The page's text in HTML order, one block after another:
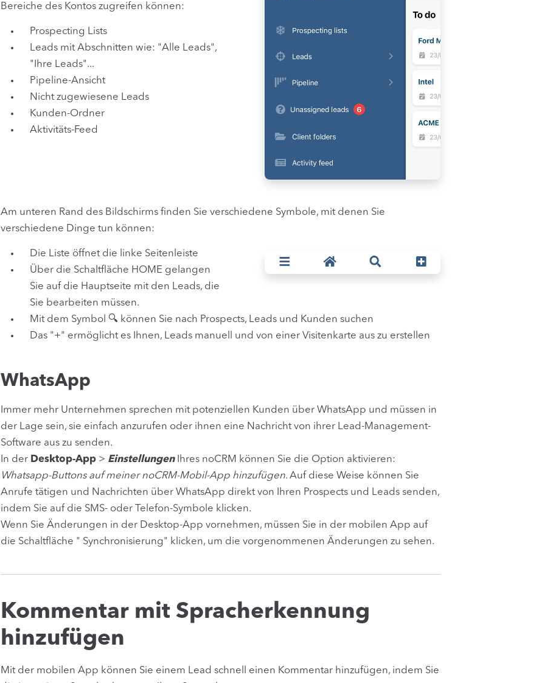
Bereiche des Kontos zugreifen können:
Prospecting Lists
Leads mit Abschnitten wie: "Alle Leads",
"Ihre Leads"...
Pipeline-Ansicht
Nicht zugewiesene Leads
Kunden-Ordner
Aktivitäts-Feed
Am unteren Rand des Bildschirms finden Sie verschiedene Symbole, mit denen Sie
verschiedene Dinge tun können:
Die Liste öffnet die linke Seitenleiste
Über die Schaltfläche HOME gelangen
Sie auf die Hauptseite mit den Leads, die
Sie bearbeiten müssen.
Mit dem Symbol 🔍 können Sie nach Prospects, Leads und Kunden suchen
Das "+" ermöglicht es Ihnen, Leads manuell und von einer Visitenkarte aus zu erstellen
WhatsApp
Immer mehr Unternehmen sprechen mit potenziellen Kunden über WhatsApp und müssen in
der Lage sein, sie einfach anzurufen oder ihnen eine Nachricht von ihrer Lead-Management-
Software aus zu senden.
In der Desktop-App > EinstellungenIhres noCRM können Sie die Option aktivieren:
Whatsapp-Buttons auf meiner noCRM-Mobil-App hinzufügen. Auf diese Weise können Sie
Anrufe tätigen und Nachrichten über WhatsApp direkt von Ihren Prospects und Leads senden,
indem Sie auf die SMS- oder Telefon-Symbole klicken.
Wenn Sie Änderungen in der Desktop-App vornehmen, müssen Sie in der mobilen App auf
die Schaltfläche " Synchronisierung" klicken, um die vorgenommenen Änderungen zu sehen.
Kommentar mit Spracherkennung
hinzufügen
Mit der mobilen App können Sie einem Lead schnell einen Kommentar hinzufügen, indem Sie